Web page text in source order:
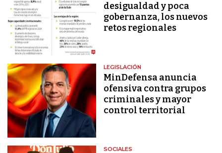
desigualdad y poca
gobernanza, los nuevos
retos regionales
LEGISLACIÓN
MinDefensa anuncia
ofensiva contra grupos
criminales y mayor
control territorial
SOCIALES